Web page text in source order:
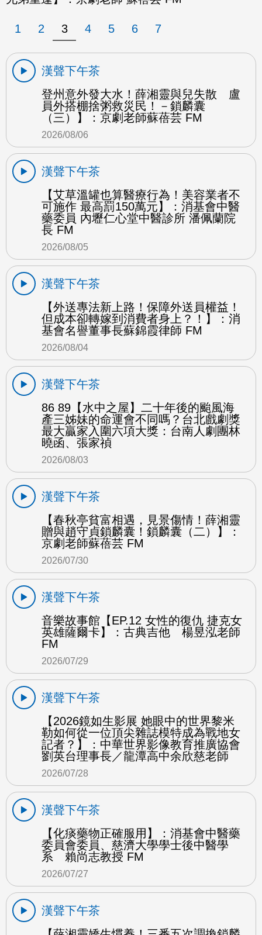
1 2 3 4 5 6 7
漢聲下午茶
登州意外發大水！薛湘靈與兒失散 盧
員外搭棚捨粥救災民！－鎖麟囊
（三）】：京劇老師蘇蓓芸 FM
2026/08/06
漢聲下午茶
【艾草溫罐也算醫療行為！美容業者不
可施作 最高罰150萬元】：消基會中醫
藥委員 內壢仁心堂中醫診所 潘佩蘭院
長 FM
2026/08/05
漢聲下午茶
【外送專法新上路！保障外送員權益！
但成本卻轉嫁到消費者身上？！】：消
基會名譽董事長蘇錦霞律師 FM
2026/08/04
漢聲下午茶
86 89【水中之屋】二十年後的颱風海
產三姊妹的命運會不同嗎？台北戲劇獎
最大贏家入圍六項大獎：台南人劇團林
曉函、張家禎
2026/08/03
漢聲下午茶
【春秋亭貧富相遇，見景傷情！薛湘靈
贈與趙守貞鎖麟囊！鎖麟囊（二）】：
京劇老師蘇蓓芸 FM
2026/07/30
漢聲下午茶
音樂故事館【EP.12 女性的復仇 捷克女
英雄薩爾卡】：古典吉他 楊昱泓老師
FM
2026/07/29
漢聲下午茶
【2026鏡如生影展 她眼中的世界黎米
勒如何從一位頂尖雜誌模特成為戰地女
記者？】：中華世界影像教育推廣協會
劉英台理事長／龍潭高中余欣慈老師
2026/07/28
漢聲下午茶
【化痰藥物正確服用】：消基會中醫藥
委員會委員、慈濟大學學士後中醫學
系 賴尚志教授 FM
2026/07/27
漢聲下午茶